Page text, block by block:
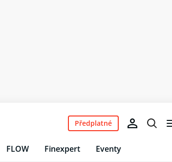
FLOW Finexpert Eventy
Předplatné